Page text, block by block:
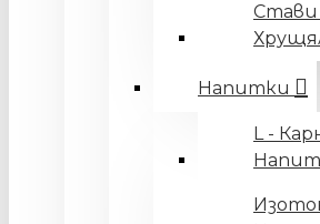
Стави
Напитки
L -